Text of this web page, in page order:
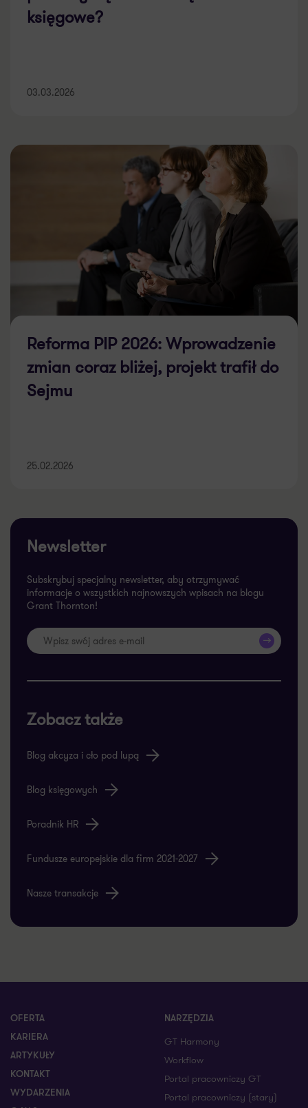
księgowe?
03.03.2026
Reforma PIP 2026: Wprowadzenie
zmian coraz bliżej, projekt trafił do
Sejmu
25.02.2026
Newsletter
Subskrybuj specjalny newsletter, aby otrzymywać
informacje o wszystkich najnowszych wpisach na blogu
Grant Thornton!
>>
Zobacz także
Blog akcyza i cło pod lupą
Blog księgowych
Poradnik HR
Fundusze europejskie dla firm 2021-2027
Nasze transakcje
OFERTA
KARIERA
ARTYKUŁY
KONTAKT
WYDARZENIA
NARZĘDZIA
GT Harmony
Workflow
Portal pracowniczy GT
Portal pracowniczy (stary)